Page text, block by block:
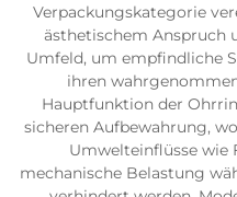
Verpackungskategorie
ästhetischem Anspruch
Umfeld, um empfindliche
ihren
Hauptfunktion der
sicheren Aufbewahrung,
Umwelteinflüsse wie
mechanische Belastung